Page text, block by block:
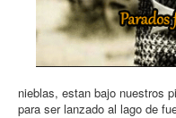
nieblas, estan bajo nuestros
para ser lanzado al lago de